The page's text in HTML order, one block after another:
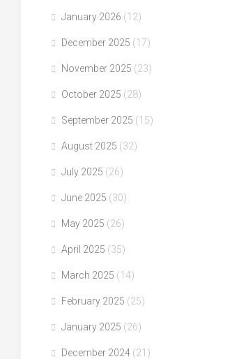
January 2026 (12)
December 2025 (17)
November 2025 (23)
October 2025 (28)
September 2025 (15)
August 2025 (32)
July 2025 (26)
June 2025 (30)
May 2025 (26)
April 2025 (35)
March 2025 (14)
February 2025 (25)
January 2025 (26)
December 2024 (21)